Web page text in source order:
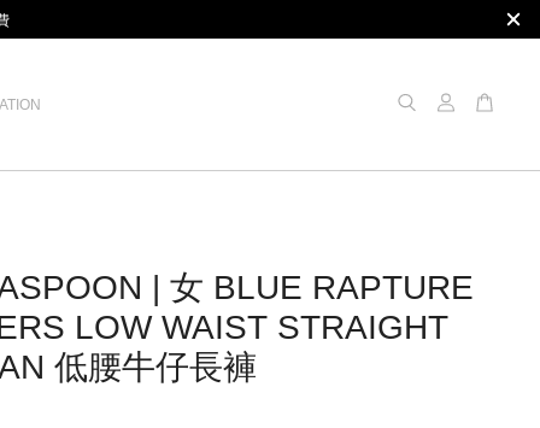
| 女 BLUE RAPTURE
LOW WAIST STRAIGHT
低腰牛仔長褲